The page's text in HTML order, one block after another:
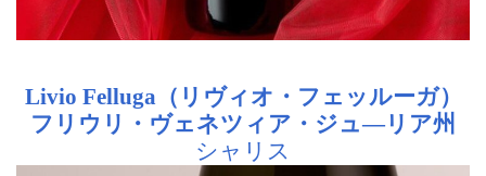
Livio Felluga（リヴィオ・フェッルーガ）
フリウリ・ヴェネツィア・ジュ―リア州
シャリス